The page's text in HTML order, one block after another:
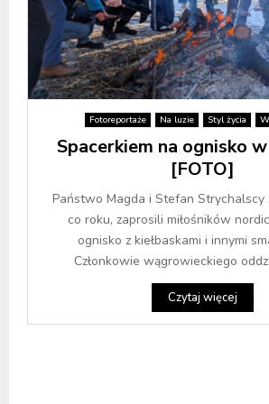
Fotoreportaże Na luzie Styl życia
Spacerkiem na ognisko
[FOTO]
Państwo Magda i Stefan Strychalscy
co roku, zaprosili miłośników
ognisko z kiełbaskami i innymi
Członkowie wągrowieckiego
Czytaj więcej